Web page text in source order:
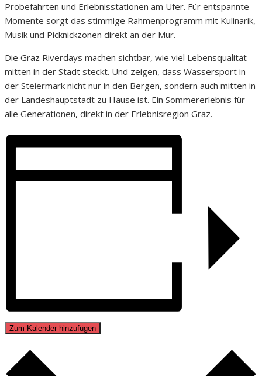
Probefahrten und Erlebnisstationen am Ufer. Für entspannte
Momente sorgt das stimmige Rahmenprogramm mit Kulinarik,
Musik und Picknickzonen direkt an der Mur.
Die Graz Riverdays machen sichtbar, wie viel Lebensqualität
mitten in der Stadt steckt. Und zeigen, dass Wassersport in
der Steiermark nicht nur in den Bergen, sondern auch mitten in
der Landeshauptstadt zu Hause ist. Ein Sommererlebnis für
alle Generationen, direkt in der Erlebnisregion Graz.
Zum Kalender hinzufügen